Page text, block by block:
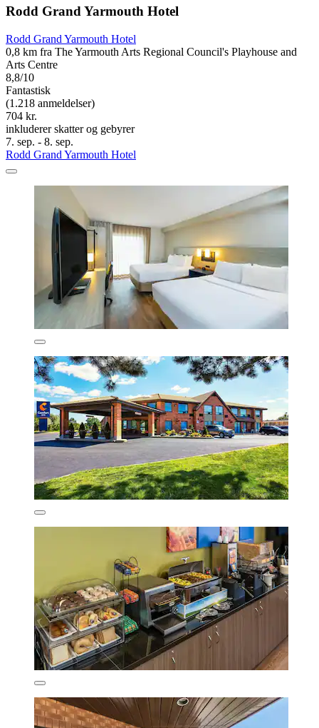
Rodd Grand Yarmouth Hotel
Rodd Grand Yarmouth Hotel
0,8 km fra The Yarmouth Arts Regional Council's Playhouse and
Arts Centre
8,8/10
Fantastisk
(1.218 anmeldelser)
704 kr.
inkluderer skatter og gebyrer
7. sep. - 8. sep.
Rodd Grand Yarmouth Hotel